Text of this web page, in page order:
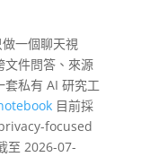
一個聊天視
文件問答、來源
私有 AI 研究工
目前採
focused
至 2026-07-